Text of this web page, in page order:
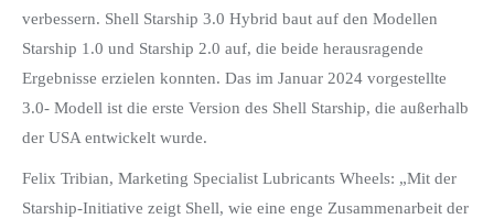
verbessern. Shell Starship 3.0 Hybrid baut auf den Modellen
Starship 1.0 und Starship 2.0 auf, die beide herausragende
Ergebnisse erzielen konnten. Das im Januar 2024 vorgestellte
3.0- Modell ist die erste Version des Shell Starship, die außerhalb
der USA entwickelt wurde.
Felix Tribian, Marketing Specialist Lubricants Wheels: „Mit der
Starship-Initiative zeigt Shell, wie eine enge Zusammenarbeit der